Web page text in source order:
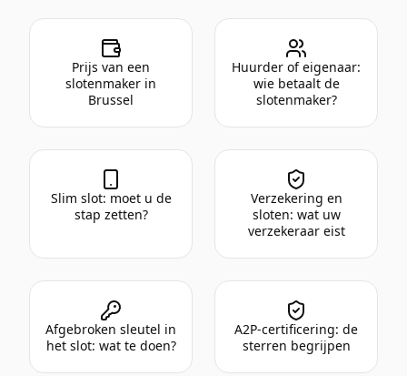
Prijs van een
slotenmaker in
Brussel
Huurder of eigenaar:
wie betaalt de
slotenmaker?
Slim slot: moet u de
stap zetten?
Verzekering en
sloten: wat uw
verzekeraar eist
Afgebroken sleutel in
het slot: wat te doen?
A2P-certificering: de
sterren begrijpen